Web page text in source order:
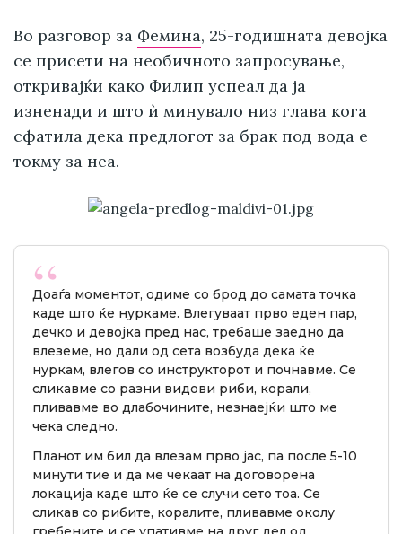
Во разговор за Фемина, 25-годишната девојка
се присети на необичното запросување,
откривајќи како Филип успеал да ја
изненади и што ѝ минувало низ глава кога
сфатила дека предлогот за брак под вода е
токму за неа.
Доаѓа моментот, одиме со брод до самата точка
каде што ќе нуркаме. Влегуваат прво еден пар,
дечко и девојка пред нас, требаше заедно да
влеземе, но дали од сета возбуда дека ќе
нуркам, влегов со инструкторот и почнавме. Се
сликавме со разни видови риби, корали,
пливавме во длабочините, незнаејќи што ме
чека следно.
Планот им бил да влезам прво јас, па после 5-10
минути тие и да ме чекаат на договорена
локација каде што ќе се случи сето тоа. Се
сликав со рибите, коралите, пливавме околу